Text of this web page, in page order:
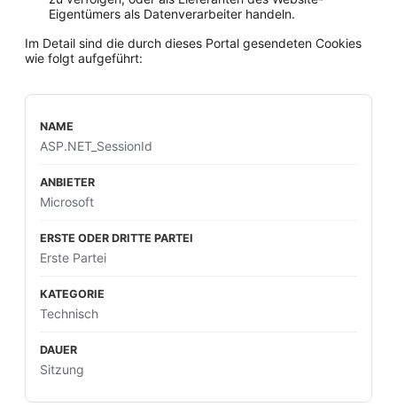
Eigentümers als Datenverarbeiter handeln.
Im Detail sind die durch dieses Portal gesendeten Cookies
wie folgt aufgeführt:
ASP.NET_SessionId
Microsoft
Erste Partei
Technisch
Sitzung